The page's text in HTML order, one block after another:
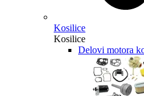
Kosilice
Kosilice
Delovi motora